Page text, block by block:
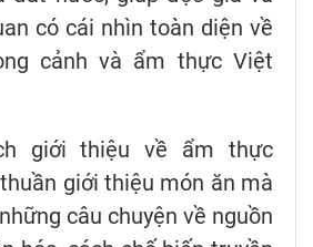
có cái nhìn toàn diện về
cảnh và ẩm thực Việt
giới thiệu về ẩm thực
giới thiệu món ăn mà
câu chuyện về nguồn